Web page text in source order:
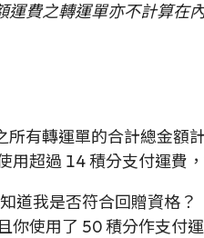
運費之轉運單亦不計算在
有轉運單的合計總金額
超過 14 積分支付運費
道我是否符合回贈資格？
使用了 50 積分作支付